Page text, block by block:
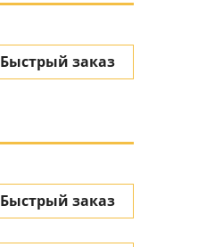
Быстрый заказ
Быстрый заказ